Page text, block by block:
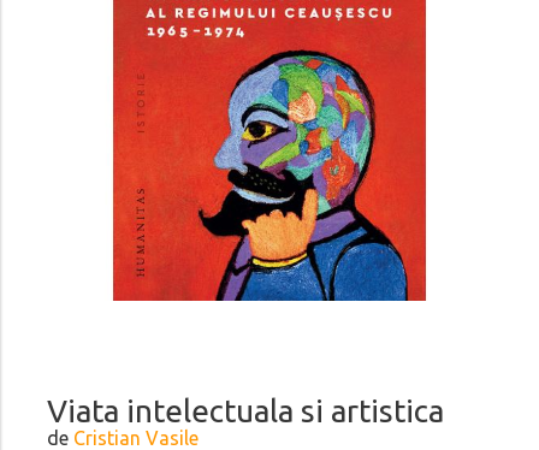
Viata intelectuala si artistica
de Cristian Vasile